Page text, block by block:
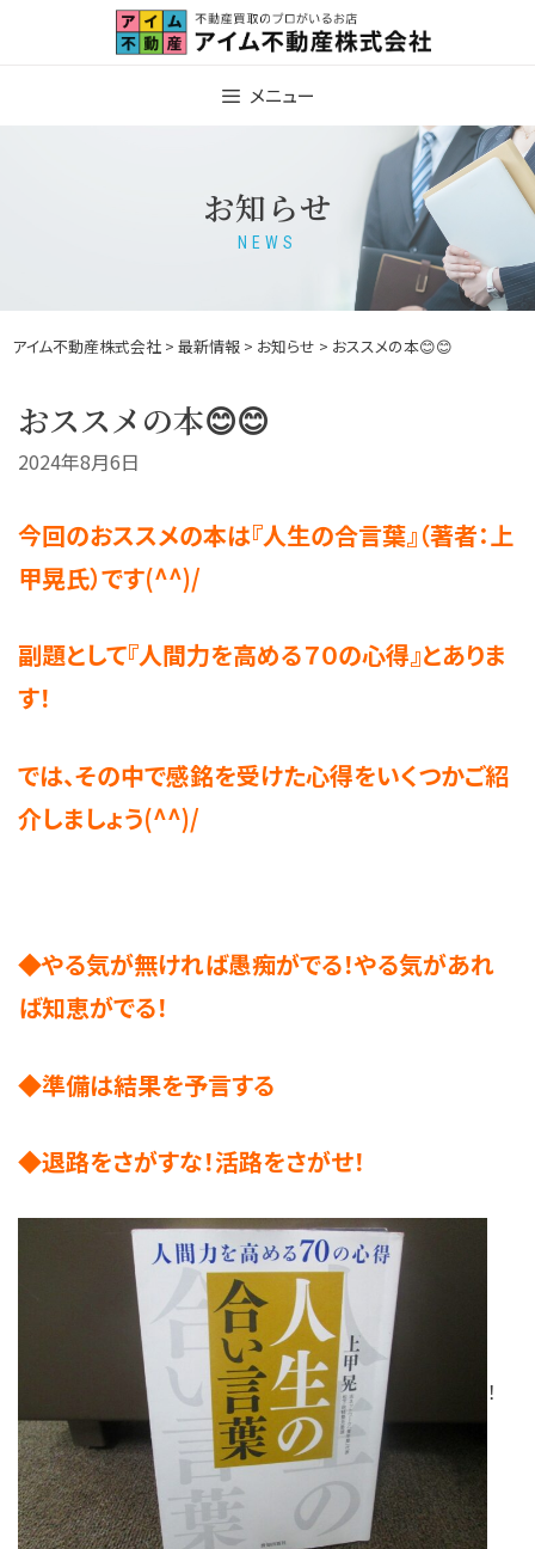
メニュー
お知らせ
NEWS
アイム不動産株式会社 > 最新情報 > お知らせ > おススメの本😊😊
おススメの本😊😊
2024年8月6日
今回のおススメの本は『人生の合言葉』（著者：上
甲晃氏）です(^^)/
副題として『人間力を高める７０の心得』とありま
す！
では、その中で感銘を受けた心得をいくつかご紹
介しましょう(^^)/
◆やる気が無ければ愚痴がでる！やる気があれ
ば知恵がでる！
◆準備は結果を予言する
◆退路をさがすな！活路をさがせ！
！